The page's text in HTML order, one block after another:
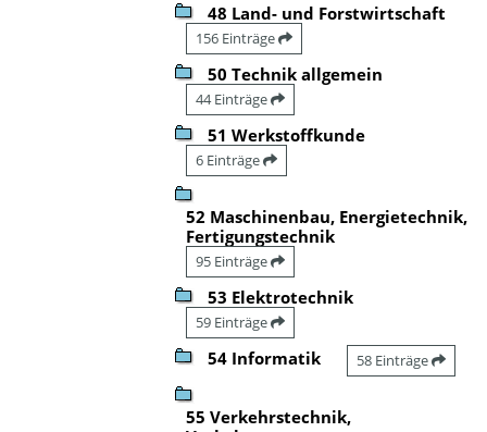
48 Land- und Forstwirtschaft
156 Einträge
50 Technik allgemein
44 Einträge
51 Werkstoffkunde
6 Einträge
52 Maschinenbau, Energietechnik,
Fertigungstechnik
95 Einträge
53 Elektrotechnik
59 Einträge
54 Informatik 58 Einträge
55 Verkehrstechnik,